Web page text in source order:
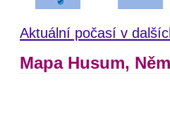
Aktuální počasí v
Mapa Husum,